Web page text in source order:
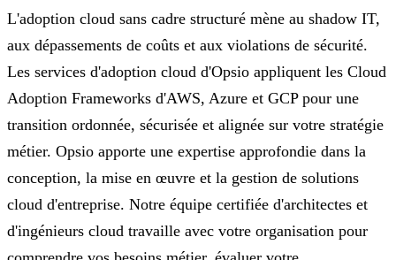
L'adoption cloud sans cadre structuré mène au shadow IT,
aux dépassements de coûts et aux violations de sécurité.
Les services d'adoption cloud d'Opsio appliquent les Cloud
Adoption Frameworks d'AWS, Azure et GCP pour une
transition ordonnée, sécurisée et alignée sur votre stratégie
métier. Opsio apporte une expertise approfondie dans la
conception, la mise en œuvre et la gestion de solutions
cloud d'entreprise. Notre équipe certifiée d'architectes et
d'ingénieurs cloud travaille avec votre organisation pour